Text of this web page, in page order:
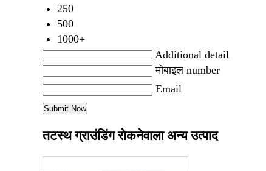
250
500
1000+
Additional detail
मोबाइल number
Email
तटस्थ ग्राउंडिंग रोकनेवाला अन्य उत्पाद